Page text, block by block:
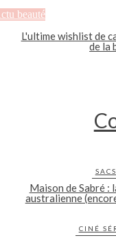
beauté
L'ultime wishlist de
de la
SACS
Maison de Sabré :
australienne
CINÉ